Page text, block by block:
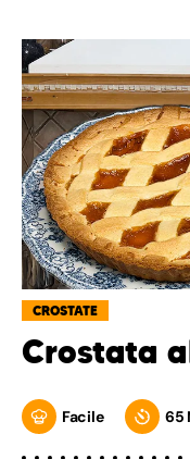
CROSTATE
Crostata
Facile 65